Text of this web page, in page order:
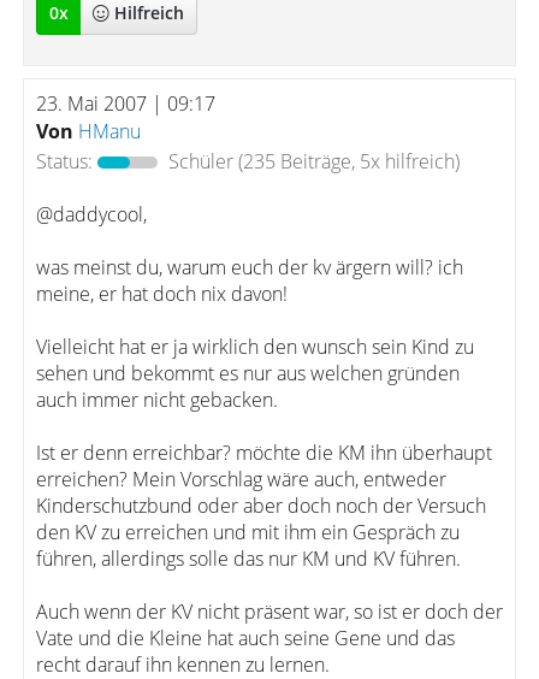
0x Hilfreich
23. Mai 2007 | 09:17
Von HManu
Status:
Schüler(235 Beiträge, 5x hilfreich)
@daddycool,
was meinst du, warum euch der kv ärgern will? ich
meine, er hat doch nix davon!
Vielleicht hat er ja wirklich den wunsch sein Kind zu
sehen und bekommt es nur aus welchen gründen
auch immer nicht gebacken.
Ist er denn erreichbar? möchte die KM ihn überhaupt
erreichen? Mein Vorschlag wäre auch, entweder
Kinderschutzbund oder aber doch noch der Versuch
den KV zu erreichen und mit ihm ein Gespräch zu
führen, allerdings solle das nur KM und KV führen.
Auch wenn der KV nicht präsent war, so ist er doch der
Vate und die Kleine hat auch seine Gene und das
recht darauf ihn kennen zu lernen.